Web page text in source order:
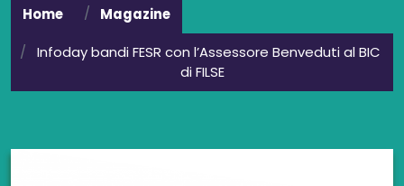
Home
Magazine
Infoday bandi FESR con l’Assessore Benveduti al BIC
di FILSE